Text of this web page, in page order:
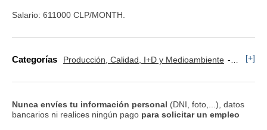
Salario: 611000 CLP/MONTH.
Categorías Producción, Calidad, I+D y Medioambiente [+]
Nunca envíes tu información personal (DNI, foto,...), datos
bancarios ni realices ningún pago para solicitar un empleo